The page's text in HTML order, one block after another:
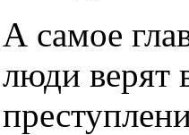
А самое
люди верят